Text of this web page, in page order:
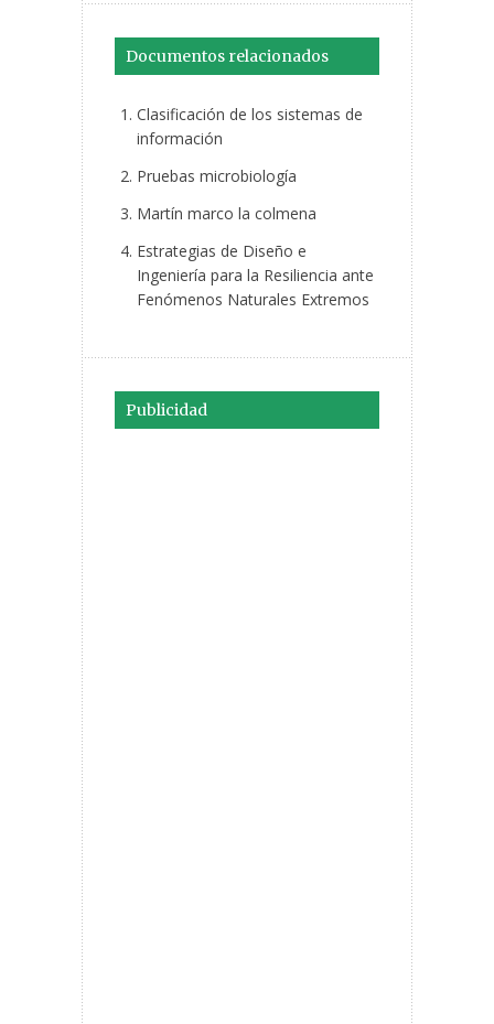
Documentos relacionados
Clasificación de los sistemas de
información
Pruebas microbiología
Martín marco la colmena
Estrategias de Diseño e
Ingeniería para la Resiliencia ante
Fenómenos Naturales Extremos
Publicidad